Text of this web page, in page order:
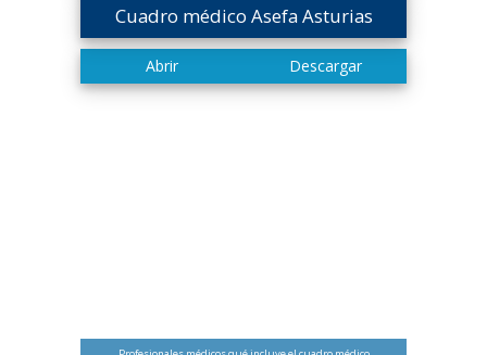
Cuadro médico Asefa Asturias